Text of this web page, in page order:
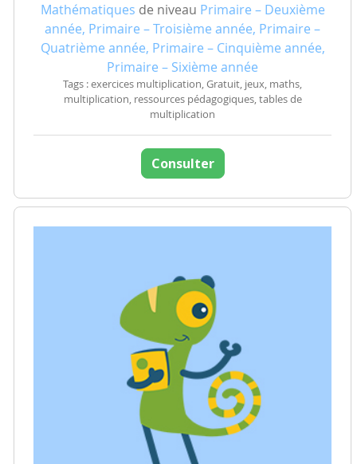
Mathématiques de niveau Primaire – Deuxième
année, Primaire – Troisième année, Primaire –
Quatrième année, Primaire – Cinquième année,
Primaire – Sixième année
Tags : exercices multiplication, Gratuit, jeux, maths,
multiplication, ressources pédagogiques, tables de
multiplication
Consulter